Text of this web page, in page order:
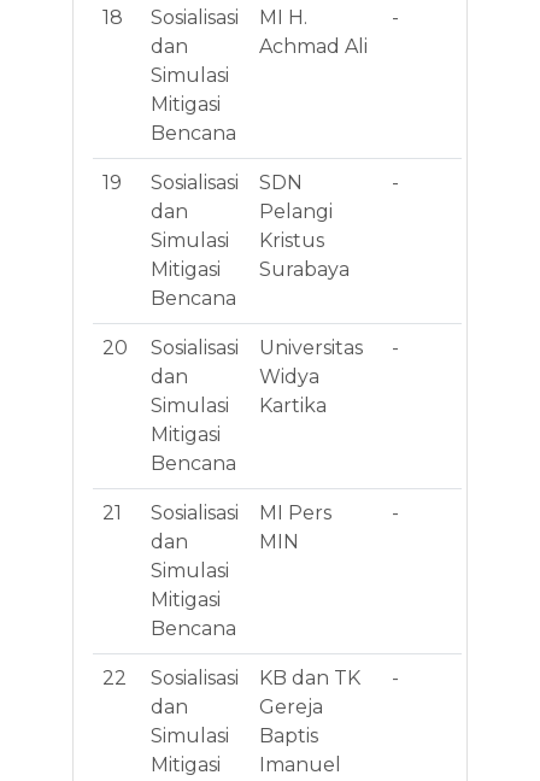
18
Sosialisasi
dan
Simulasi
Mitigasi
Bencana
MI H.
Achmad Ali
-
19
Sosialisasi
dan
Simulasi
Mitigasi
Bencana
SDN
Pelangi
Kristus
Surabaya
-
20
Sosialisasi
dan
Simulasi
Mitigasi
Bencana
Universitas
Widya
Kartika
-
21
Sosialisasi
dan
Simulasi
Mitigasi
Bencana
MI Pers
MIN
-
22
Sosialisasi
dan
Simulasi
Mitigasi
KB dan TK
Gereja
Baptis
Imanuel
-